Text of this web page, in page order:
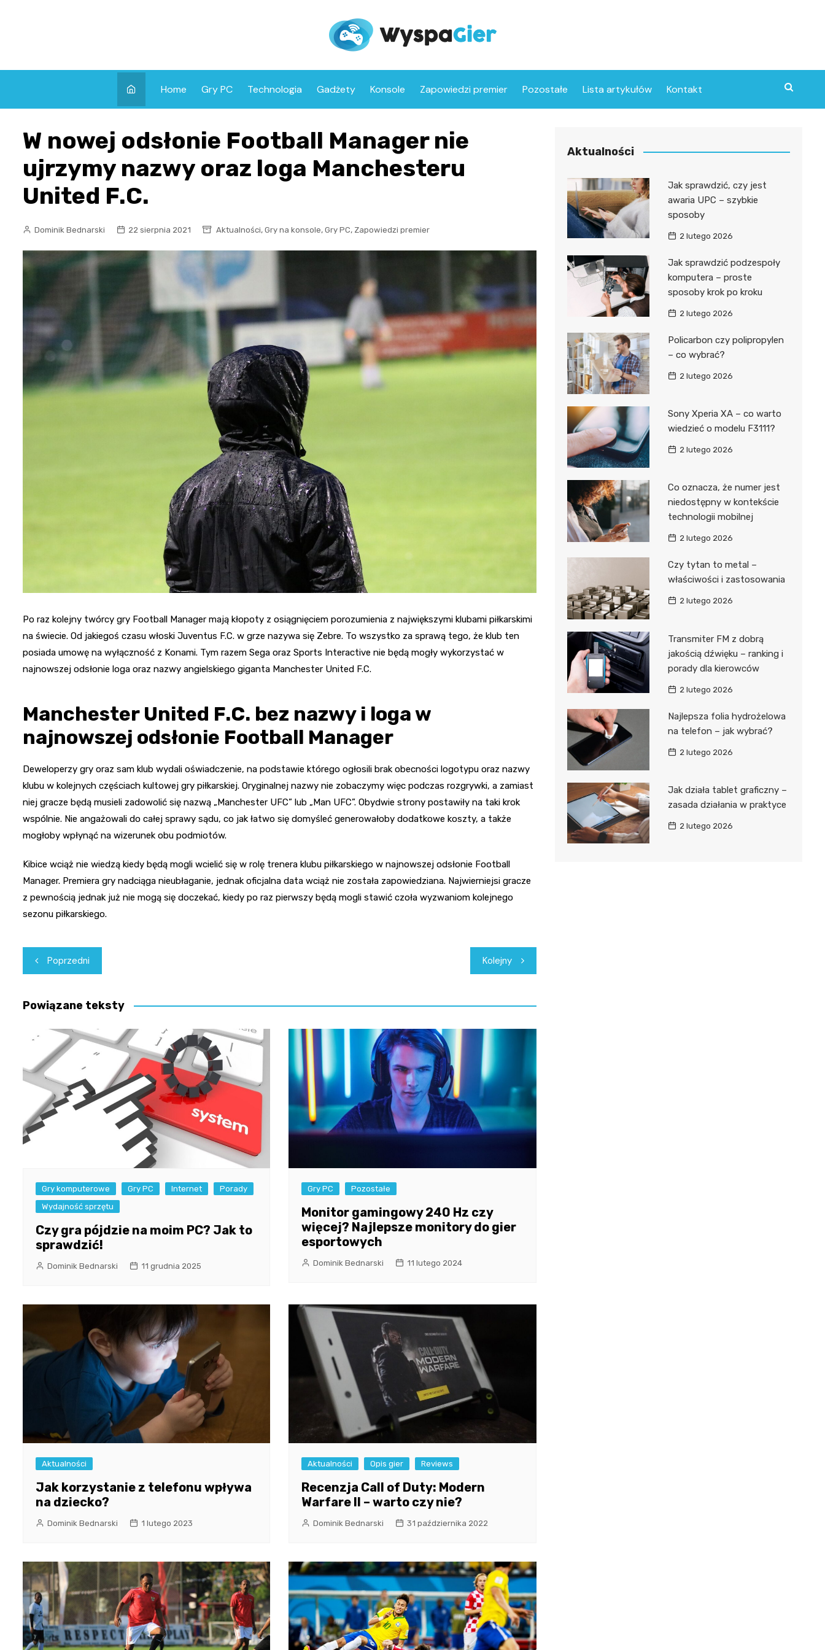
Home Gry PC Technologia Gadżety Konsole Zapowiedzi premier Pozostałe Lista artykułów Kontakt
W nowej odsłonie Football Manager nie
ujrzymy nazwy oraz loga Manchesteru
United F.C.
Dominik Bednarski 22 sierpnia 2021 Aktualności, Gry na konsole, Gry PC, Zapowiedzi premier
Po raz kolejny twórcy gry Football Manager mają kłopoty z osiągnięciem porozumienia z największymi klubami piłkarskimi
na świecie. Od jakiegoś czasu włoski Juventus F.C. w grze nazywa się Zebre. To wszystko za sprawą tego, że klub ten
posiada umowę na wyłączność z Konami. Tym razem Sega oraz Sports Interactive nie będą mogły wykorzystać w
najnowszej odsłonie loga oraz nazwy angielskiego giganta Manchester United F.C.
Manchester United F.C. bez nazwy i loga w
najnowszej odsłonie Football Manager
Deweloperzy gry oraz sam klub wydali oświadczenie, na podstawie którego ogłosili brak obecności logotypu oraz nazwy
klubu w kolejnych częściach kultowej gry piłkarskiej. Oryginalnej nazwy nie zobaczymy więc podczas rozgrywki, a zamiast
niej gracze będą musieli zadowolić się nazwą „Manchester UFC” lub „Man UFC”. Obydwie strony postawiły na taki krok
wspólnie. Nie angażowali do całej sprawy sądu, co jak łatwo się domyśleć generowałoby dodatkowe koszty, a także
mogłoby wpłynąć na wizerunek obu podmiotów.
Kibice wciąż nie wiedzą kiedy będą mogli wcielić się w rolę trenera klubu piłkarskiego w najnowszej odsłonie Football
Manager. Premiera gry nadciąga nieubłaganie, jednak oficjalna data wciąż nie została zapowiedziana. Najwierniejsi gracze
z pewnością jednak już nie mogą się doczekać, kiedy po raz pierwszy będą mogli stawić czoła wyzwaniom kolejnego
sezonu piłkarskiego.
Nawigacja
wpisu
Poprzedni Kolejny
Powiązane teksty
Gry komputerowe Gry PC Internet
Porady
Wydajność sprzętu
Czy gra pójdzie na moim PC? Jak to
sprawdzić!
Dominik Bednarski 11 grudnia 2025
Gry PC Pozostałe
Monitor gamingowy 240 Hz czy
więcej? Najlepsze monitory do gier
esportowych
Dominik Bednarski 11 lutego 2024
Aktualności
Jak korzystanie z telefonu wpływa
na dziecko?
Dominik Bednarski 1 lutego 2023
Aktualności Opis gier Reviews
Recenzja Call of Duty: Modern
Warfare II – warto czy nie?
Dominik Bednarski 31 października 2022
Aktualności
Jak sprawdzić, czy jest
awaria UPC – szybkie
sposoby
2 lutego 2026
Jak sprawdzić podzespoły
komputera – proste
sposoby krok po kroku
2 lutego 2026
Policarbon czy polipropylen
– co wybrać?
2 lutego 2026
Sony Xperia XA – co warto
wiedzieć o modelu F3111?
2 lutego 2026
Co oznacza, że numer jest
niedostępny w kontekście
technologii mobilnej
2 lutego 2026
Czy tytan to metal –
właściwości i zastosowania
2 lutego 2026
Transmiter FM z dobrą
jakością dźwięku – ranking i
porady dla kierowców
2 lutego 2026
Najlepsza folia hydrożelowa
na telefon – jak wybrać?
2 lutego 2026
Jak działa tablet graficzny –
zasada działania w praktyce
2 lutego 2026